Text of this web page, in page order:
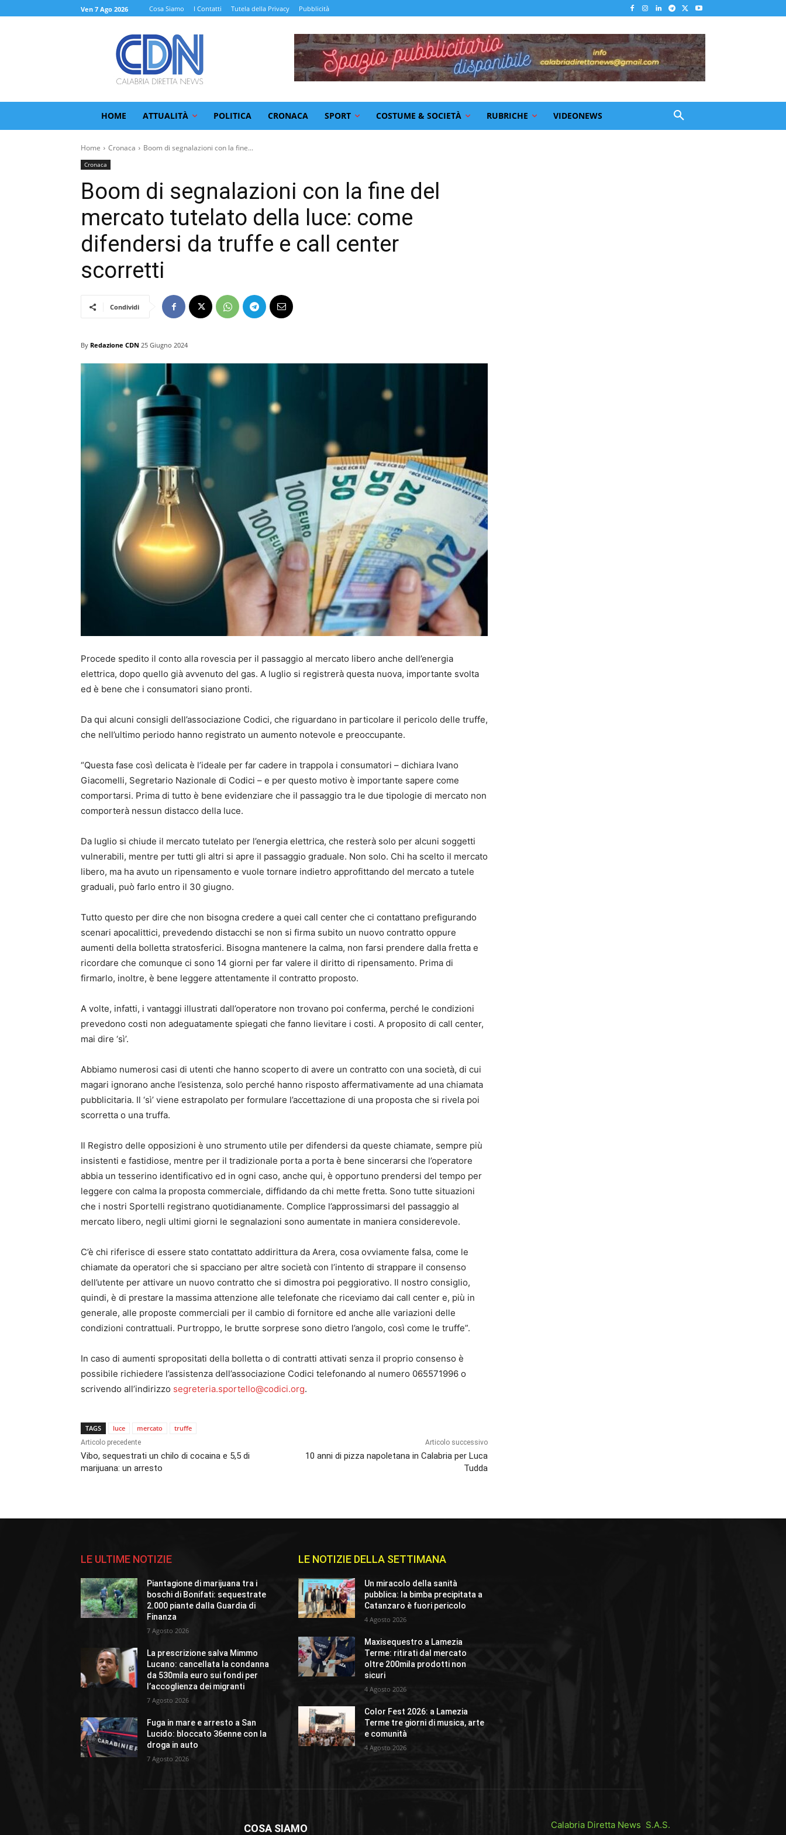
Ven 7 Ago 2026 Cosa Siamo I Contatti Tutela della Privacy Pubblicità
HOME ATTUALITÀ POLITICA CRONACA SPORT COSTUME & SOCIETÀ RUBRICHE VIDEONEWS
Home Cronaca Boom di segnalazioni con la fine...
Cronaca
Boom di segnalazioni con la fine del
mercato tutelato della luce: come
difendersi da truffe e call center
scorretti
Condividi
By Redazione CDN 25 Giugno 2024
Procede spedito il conto alla rovescia per il passaggio al mercato libero anche dell’energia
elettrica, dopo quello già avvenuto del gas. A luglio si registrerà questa nuova, importante svolta
ed è bene che i consumatori siano pronti.
Da qui alcuni consigli dell’associazione Codici, che riguardano in particolare il pericolo delle truffe,
che nell’ultimo periodo hanno registrato un aumento notevole e preoccupante.
“Questa fase così delicata è l’ideale per far cadere in trappola i consumatori – dichiara Ivano
Giacomelli, Segretario Nazionale di Codici – e per questo motivo è importante sapere come
comportarsi. Prima di tutto è bene evidenziare che il passaggio tra le due tipologie di mercato non
comporterà nessun distacco della luce.
Da luglio si chiude il mercato tutelato per l’energia elettrica, che resterà solo per alcuni soggetti
vulnerabili, mentre per tutti gli altri si apre il passaggio graduale. Non solo. Chi ha scelto il mercato
libero, ma ha avuto un ripensamento e vuole tornare indietro approfittando del mercato a tutele
graduali, può farlo entro il 30 giugno.
Tutto questo per dire che non bisogna credere a quei call center che ci contattano prefigurando
scenari apocalittici, prevedendo distacchi se non si firma subito un nuovo contratto oppure
aumenti della bolletta stratosferici. Bisogna mantenere la calma, non farsi prendere dalla fretta e
ricordare che comunque ci sono 14 giorni per far valere il diritto di ripensamento. Prima di
firmarlo, inoltre, è bene leggere attentamente il contratto proposto.
A volte, infatti, i vantaggi illustrati dall’operatore non trovano poi conferma, perché le condizioni
prevedono costi non adeguatamente spiegati che fanno lievitare i costi. A proposito di call center,
mai dire ‘sì’.
Abbiamo numerosi casi di utenti che hanno scoperto di avere un contratto con una società, di cui
magari ignorano anche l’esistenza, solo perché hanno risposto affermativamente ad una chiamata
pubblicitaria. Il ‘sì’ viene estrapolato per formulare l’accettazione di una proposta che si rivela poi
scorretta o una truffa.
Il Registro delle opposizioni è uno strumento utile per difendersi da queste chiamate, sempre più
insistenti e fastidiose, mentre per il tradizionale porta a porta è bene sincerarsi che l’operatore
abbia un tesserino identificativo ed in ogni caso, anche qui, è opportuno prendersi del tempo per
leggere con calma la proposta commerciale, diffidando da chi mette fretta. Sono tutte situazioni
che i nostri Sportelli registrano quotidianamente. Complice l’approssimarsi del passaggio al
mercato libero, negli ultimi giorni le segnalazioni sono aumentate in maniera considerevole.
C’è chi riferisce di essere stato contattato addirittura da Arera, cosa ovviamente falsa, come le
chiamate da operatori che si spacciano per altre società con l’intento di strappare il consenso
dell’utente per attivare un nuovo contratto che si dimostra poi peggiorativo. Il nostro consiglio,
quindi, è di prestare la massima attenzione alle telefonate che riceviamo dai call center e, più in
generale, alle proposte commerciali per il cambio di fornitore ed anche alle variazioni delle
condizioni contrattuali. Purtroppo, le brutte sorprese sono dietro l’angolo, così come le truffe”.
In caso di aumenti spropositati della bolletta o di contratti attivati senza il proprio consenso è
possibile richiedere l’assistenza dell’associazione Codici telefonando al numero 065571996 o
scrivendo all’indirizzo segreteria.sportello@codici.org.
TAGS luce mercato truffe
Articolo precedente
Vibo, sequestrati un chilo di cocaina e 5,5 di
marijuana: un arresto
Articolo successivo
10 anni di pizza napoletana in Calabria per Luca
Tudda
LE ULTIME NOTIZIE
Piantagione di marijuana tra i
boschi di Bonifati: sequestrate
2.000 piante dalla Guardia di
Finanza
7 Agosto 2026
La prescrizione salva Mimmo
Lucano: cancellata la condanna
da 530mila euro sui fondi per
l’accoglienza dei migranti
7 Agosto 2026
Fuga in mare e arresto a San
Lucido: bloccato 36enne con la
droga in auto
7 Agosto 2026
LE NOTIZIE DELLA SETTIMANA
Un miracolo della sanità
pubblica: la bimba precipitata a
Catanzaro è fuori pericolo
4 Agosto 2026
Maxisequestro a Lamezia
Terme: ritirati dal mercato
oltre 200mila prodotti non
sicuri
4 Agosto 2026
Color Fest 2026: a Lamezia
Terme tre giorni di musica, arte
e comunità
4 Agosto 2026
COSA SIAMO Calabria Diretta News S.A.S.